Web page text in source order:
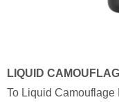
LIQUID
Το Liquid Camouflage